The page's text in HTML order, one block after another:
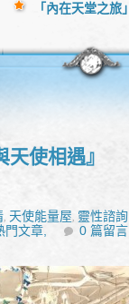
天使相遇』
, 天使能量屋, 靈性諮詢
門文章, 0 篇留言
「內在天堂之